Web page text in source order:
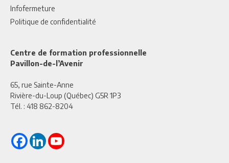
Infofermeture
Politique de confidentialité
Centre de formation professionnelle
Pavillon-de-l’Avenir
65, rue Sainte-Anne
Rivière-du-Loup (Québec) G5R 1P3
Tél. : 418 862-8204